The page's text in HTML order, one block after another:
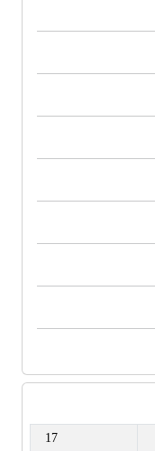
17